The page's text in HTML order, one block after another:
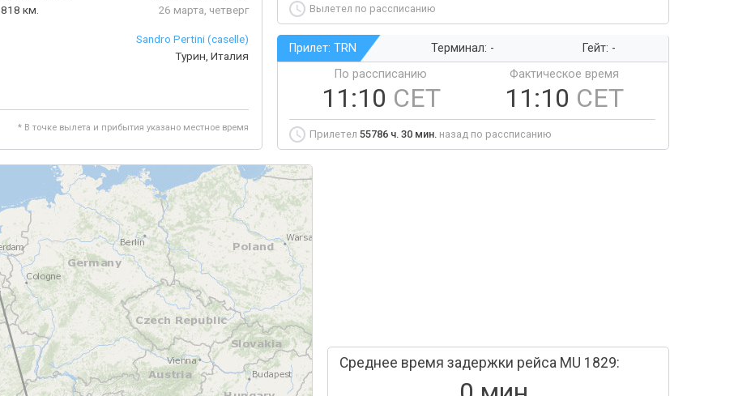
818 км.
26 марта, четверг
Sandro Pertini (caselle)
Турин, Италия
* В точке вылета и прибытия указано местное время
Вылетел по рассписанию
Прилет: TRN Терминал: -
Гейт: -
По рассписанию
11:10 CET
Фактическое время
11:10 CET
Прилетел 55786 ч. 30 мин. назад по рассписанию
Среднее время задержки рейса MU 1829: